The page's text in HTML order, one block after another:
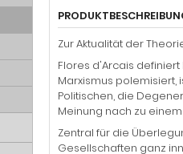
Zur Aktualität der
Flores d'Arcais
Marxismus polemisiert,
Politischen, die
Meinung nach zu
Zentral für die
Gesellschaften ganz